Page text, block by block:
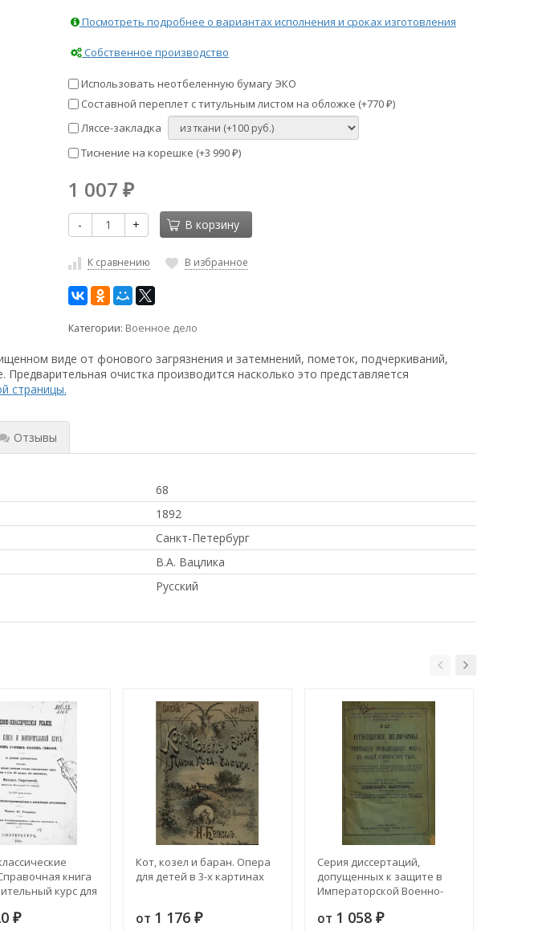
Посмотреть подробнее о вариантах исполнения и сроках изготовления
Собственное производство
Использовать неотбеленную бумагу ЭКО
Составной переплет с титульным листом на обложке (+770 ₽)
Ляссе-закладка
Тиснение на корешке (+3 990 ₽)
1 007 ₽
- + В корзину
К сравнению В избранное
Категории: Военное дело
виде от фонового загрязнения и затемнений, пометок, подчеркиваний,
очистка производится насколько это представляется
страницы.
Отзывы
68
1892
Санкт-Петербург
В.А. Вацлика
Русский
книга
курс для
Часть 2. Издание
₽
Кот, козел и баран. Опера
для детей в 3-х картинах
от 1 176 ₽
Серия диссертаций,
допущенных к защите в
Императорской Военно-
1890-91 академическом
от 1 058 ₽